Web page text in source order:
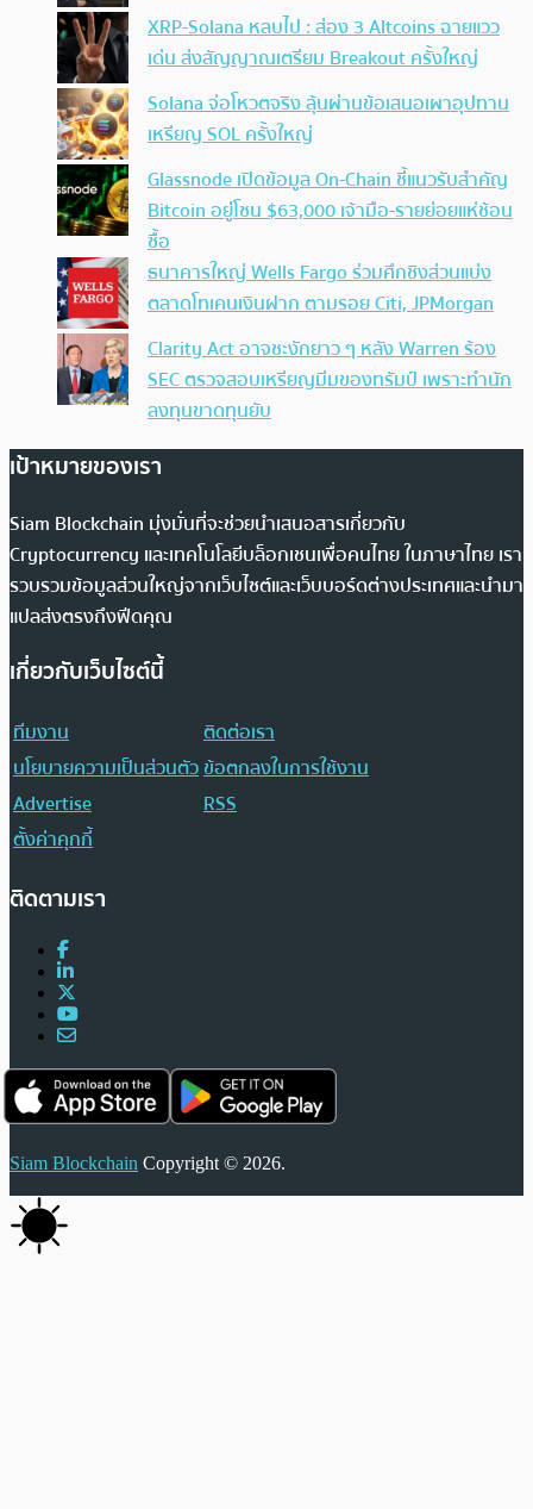
XRP-Solana หลบไป : ส่อง 3 Altcoins ฉายแวว
เด่น ส่งสัญญาณเตรียม Breakout ครั้งใหญ่
Solana จ่อโหวตจริง ลุ้นผ่านข้อเสนอเผาอุปทาน
เหรียญ SOL ครั้งใหญ่
Glassnode เปิดข้อมูล On-Chain ชี้แนวรับสำคัญ
Bitcoin อยู่โซน $63,000 เจ้ามือ-รายย่อยแห่ช้อน
ซื้อ
ธนาคารใหญ่ Wells Fargo ร่วมศึกชิงส่วนแบ่ง
ตลาดโทเคนเงินฝาก ตามรอย Citi, JPMorgan
Clarity Act อาจชะงักยาว ๆ หลัง Warren ร้อง
SEC ตรวจสอบเหรียญมีมของทรัมป์ เพราะทำนัก
ลงทุนขาดทุนยับ
เป้าหมายของเรา
Siam Blockchain มุ่งมั่นที่จะช่วยนำเสนอสารเกี่ยวกับ
Cryptocurrency และเทคโนโลยีบล็อกเชนเพื่อคนไทย ในภาษาไทย เรา
รวบรวมข้อมูลส่วนใหญ่จากเว็บไซต์และเว็บบอร์ดต่างประเทศและนำมา
แปลส่งตรงถึงฟีดคุณ
เกี่ยวกับเว็บไซต์นี้
ทีมงาน
ติดต่อเรา
นโยบายความเป็นส่วนตัวข้อตกลงในการใช้งาน
Advertise
RSS
ตั้งค่าคุกกี้
ติดตามเรา
Siam Blockchain Copyright © 2026.